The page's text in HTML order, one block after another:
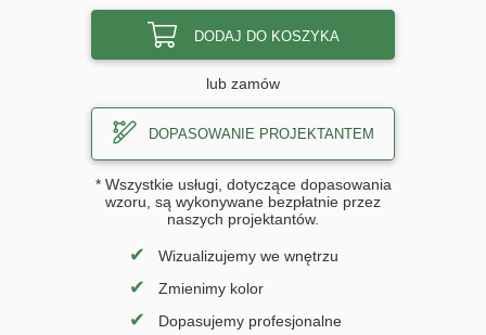
DODAJ DO KOSZYKA
lub zamów
DOPASOWANIE PROJEKTANTEM
* Wszystkie usługi, dotyczące dopasowania
wzoru, są wykonywane bezpłatnie przez
naszych projektantów.
✔ Wizualizujemy we wnętrzu
✔ Zmienimy kolor
✔ Dopasujemy profesjonalne